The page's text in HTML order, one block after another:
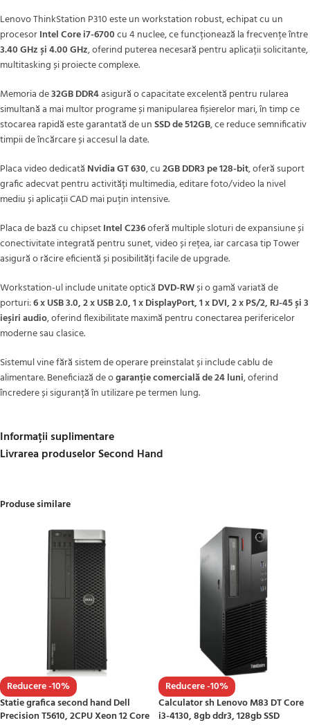
Lenovo ThinkStation P310 este un workstation robust, echipat cu un
procesorIntel Core i7-6700cu 4 nuclee, ce funcționează la frecvențe între
3.40 GHz și 4.00 GHz, oferind puterea necesară pentru aplicații solicitante,
multitasking și proiecte complexe.
Memoria de32GB DDR4asigură o capacitate excelentă pentru rularea
simultană a mai multor programe și manipularea fișierelor mari, în timp ce
stocarea rapidă este garantată de unSSD de 512GB, ce reduce semnificativ
timpii de încărcare și accesul la date.
Placa video dedicată Nvidia GT 630, cu2GB DDR3 pe 128-bit, oferă suport
grafic adecvat pentru activități multimedia, editare foto/video la nivel
mediu și aplicații CAD mai puțin intensive.
Placa de bază cu chipsetIntel C236oferă multiple sloturi de expansiune și
conectivitate integrată pentru sunet, video și rețea, iar carcasa tip Tower
asigură o răcire eficientă și posibilități facile de upgrade.
Workstation-ul include unitate optică DVD-RWși o gamă variată de
porturi:6 x USB 3.0, 2 x USB 2.0, 1 x DisplayPort, 1 x DVI, 2 x PS/2, RJ-45 și 3
ieșiri audio, oferind flexibilitate maximă pentru conectarea perifericelor
moderne sau clasice.
Sistemul vine fără sistem de operare preinstalat și include cablu de
alimentare. Beneficiază de ogaranție comercială de 24 luni, oferind
încredere și siguranță în utilizare pe termen lung.
Informații suplimentare
Livrarea produselor Second Hand
Produse similare
Reducere -10%
Statie grafica second hand Dell
Precision T5610, 2CPU Xeon 12 Core
Reducere -10%
Calculator sh Lenovo M83 DT Core
i3-4130, 8gb ddr3, 128gb SSD